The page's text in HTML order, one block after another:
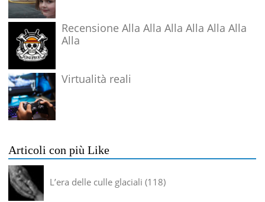
Recensione Alla Alla Alla Alla Alla Alla
Alla
Virtualità reali
Articoli con più Like
L’era delle culle glaciali 118